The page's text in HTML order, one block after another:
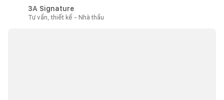
3A Signature
Tư vấn, thiết kế - Nhà thầu